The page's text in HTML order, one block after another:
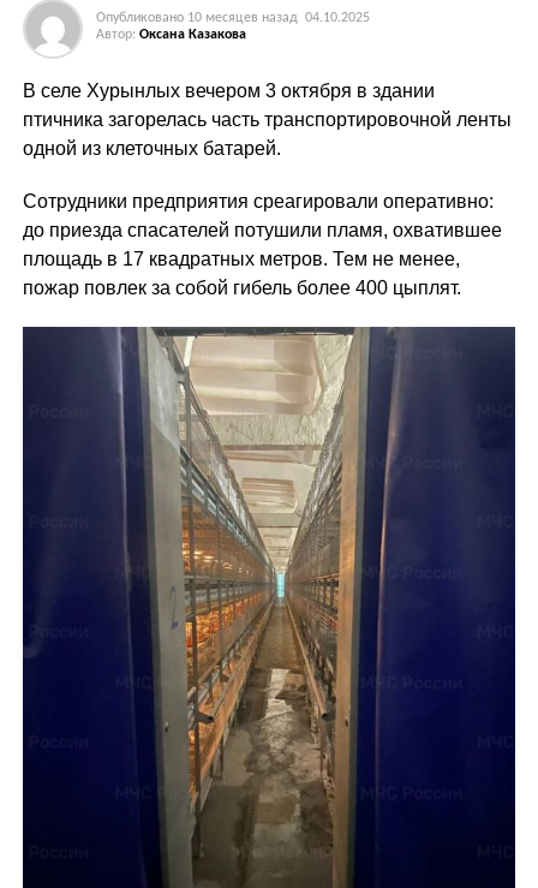
Опубликовано 10 месяцев назад 04.10.2025
Автор: Оксана Казакова
В селе Хурынлых вечером 3 октября в здании
птичника загорелась часть транспортировочной ленты
одной из клеточных батарей.
Сотрудники предприятия среагировали оперативно:
до приезда спасателей потушили пламя, охватившее
площадь в 17 квадратных метров. Тем не менее,
пожар повлек за собой гибель более 400 цыплят.